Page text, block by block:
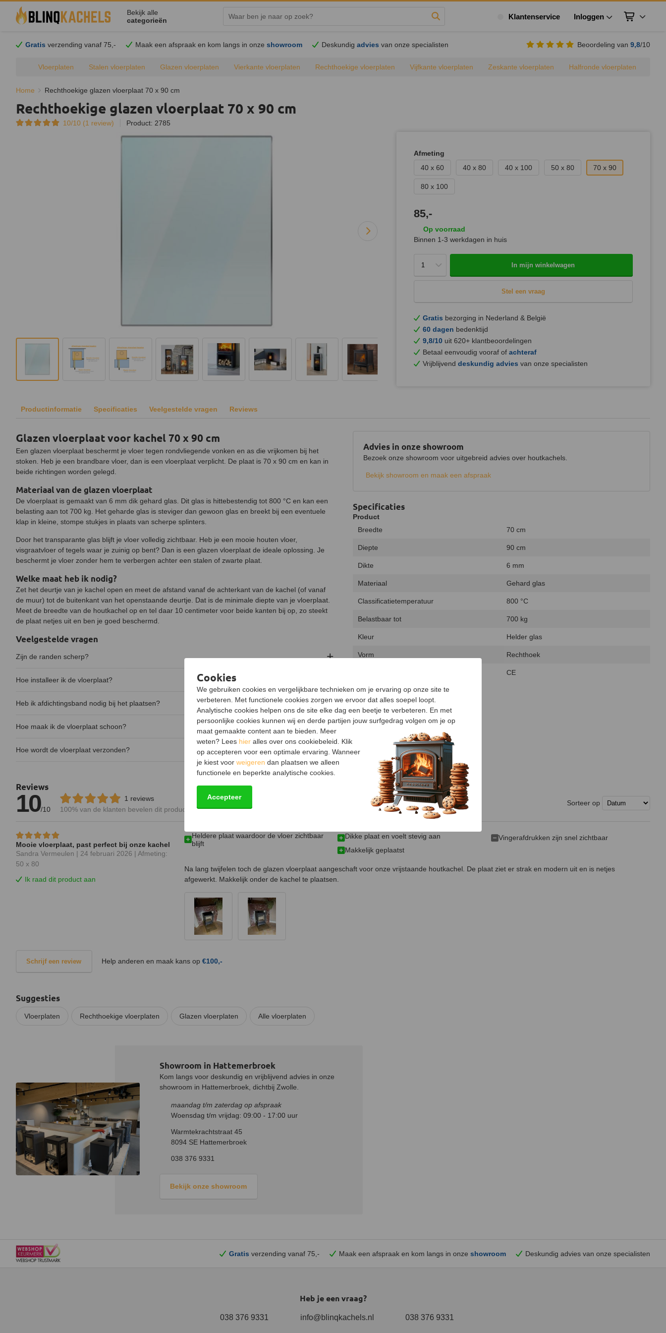
Bekijk alle
categorieën
Klantenservice Inloggen Winkelwagen
Gratis verzending vanaf 75,- Maak een afspraak en kom langs in onzeshowroom Deskundigadvies van onze specialisten Beoordeling van 9,8/10
Vloerplaten Stalen vloerplaten Glazen vloerplaten Vierkante vloerplaten Rechthoekige vloerplaten Vijfkante vloerplaten Zeskante vloerplaten Halfronde vloerplaten
Home Rechthoekige glazen vloerplaat 70 x 90 cm
Rechthoekige glazen vloerplaat 70 x 90 cm
10/10 (1 review) Product: 2785
Afmeting
40 x 60
40 x 80 40 x 100 50 x 80 70 x 90
80 x 100
85,-
Op voorraad
Binnen 1-3 werkdagen in huis
In mijn winkelwagen
Stel een vraag
Gratis bezorging in Nederland & België
60 dagen bedenktijd
9,8/10 uit 620+ klantbeoordelingen
Betaal eenvoudig vooraf of achteraf
Vrijblijvend deskundig advies van onze specialisten
Productinformatie Specificaties Veelgestelde vragen Reviews
Glazen vloerplaat voor kachel 70 x 90 cm
Een glazen vloerplaat beschermt je vloer tegen rondvliegende vonken en as die vrijkomen bij het
stoken. Heb je een brandbare vloer, dan is een vloerplaat verplicht. De plaat is 70 x 90 cm en kan in
beide richtingen worden gelegd.
Materiaal van de glazen vloerplaat
De vloerplaat is gemaakt van 6 mm dik gehard glas. Dit glas is hittebestendig tot 800 °C en kan een
belasting aan tot 700 kg. Het geharde glas is steviger dan gewoon glas en breekt bij een eventuele
klap in kleine, stompe stukjes in plaats van scherpe splinters.
Door het transparante glas blijft je vloer volledig zichtbaar. Heb je een mooie houten vloer,
visgraatvloer of tegels waar je zuinig op bent? Dan is een glazen vloerplaat de ideale oplossing. Je
beschermt je vloer zonder hem te verbergen achter een stalen of zwarte plaat.
Welke maat heb ik nodig?
Zet het deurtje van je kachel open en meet de afstand vanaf de achterkant van de kachel (of vanaf
de muur) tot de buitenkant van het openstaande deurtje. Dat is de minimale diepte van je vloerplaat.
Meet de breedte van de houtkachel op en tel daar 10 centimeter voor beide kanten bij op, zo steekt
de plaat netjes uit en ben je goed beschermd.
Veelgestelde vragen
Zijn de randen scherp?
Hoe installeer ik de vloerplaat?
Heb ik afdichtingsband nodig bij het plaatsen?
Hoe maak ik de vloerplaat schoon?
Hoe wordt de vloerplaat verzonden?
Advies in onze showroom
Bezoek onze showroom voor uitgebreid advies over houtkachels.
Bekijk showroom en maak een afspraak
Specificaties
Product
Breedte
70 cm
Diepte 90 cm
Dikte 6 mm
Materiaal Gehard glas
Classificatietemperatuur 800 °C
Belastbaar tot 700 kg
Kleur Helder glas
Vorm Rechthoek
CE
Reviews
10/10
1 reviews
100% van de klanten bevelen dit product aan
Sorteer op
Mooie vloerplaat, past perfect bij onze kachel
Sandra Vermeulen | 24 februari 2026 | Afmeting:
50 x 80
Ik raad dit product aan
Heldere plaat waardoor de vloer zichtbaar
blijft
Dikke plaat en voelt stevig aan
Makkelijk geplaatst
Vingerafdrukken zijn snel zichtbaar
Na lang twijfelen toch de glazen vloerplaat aangeschaft voor onze vrijstaande houtkachel. De plaat ziet er strak en modern uit en is netjes
afgewerkt. Makkelijk onder de kachel te plaatsen.
Schrijf een review Help anderen en maak kans op €100,-
Suggesties
Vloerplaten Rechthoekige vloerplaten Glazen vloerplaten Alle vloerplaten
Showroom in Hattemerbroek
Kom langs voor deskundig en vrijblijvend advies in onze
showroom in Hattemerbroek, dichtbij Zwolle.
maandag t/m zaterdag op afspraak
Woensdag t/m vrijdag: 09:00 - 17:00 uur
Warmtekrachtstraat 45
8094 SE Hattemerbroek
038 376 9331
Bekijk onze showroom
Gratis verzending vanaf 75,- Maak een afspraak en kom langs in onze showroom Deskundig advies van onze specialisten
Heb je een vraag?
038 376 9331 info@blinqkachels.nl 038 376 9331
Cookies
We gebruiken cookies en vergelijkbare technieken om je ervaring op onze site te
verbeteren. Met functionele cookies zorgen we ervoor dat alles soepel loopt.
Analytische cookies helpen ons de site elke dag een beetje te verbeteren. En met
persoonlijke cookies kunnen wij en derde partijen jouw surfgedrag volgen om je op
maat gemaakte content aan te bieden. Meer
weten? Lees hier alles over ons cookiebeleid. Klik
op accepteren voor een optimale ervaring. Wanneer
je kiest voor weigeren dan plaatsen we alleen
functionele en beperkte analytische cookies.
Accepteer